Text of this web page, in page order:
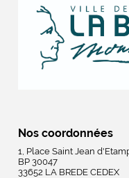
Nos coordonnées
1, Place Saint Jean
BP 30047
33652 LA BREDE CEDEX